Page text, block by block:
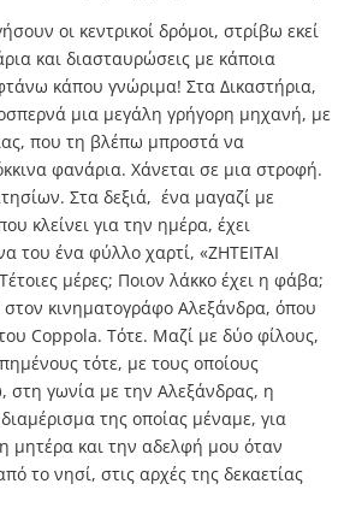
οι κεντρικοί δρόμοι, στρίβω εκεί
και διασταυρώσεις με κάποια
κάπου γνώριμα! Στα Δικαστήρια,
μια μεγάλη γρήγορη μηχανή, με
που τη βλέπω μπροστά να
φανάρια. Χάνεται σε μια στροφή.
Στα δεξιά, ένα μαγαζί με
κλείνει για την ημέρα, έχει
του ένα φύλλο χαρτί, «ΖΗΤΕΙΤΑΙ
μέρες; Ποιον λάκκο έχει η φάβα;
κινηματογράφο Αλεξάνδρα, όπου
Coppola. Τότε. Μαζί με δύο φίλους,
τότε, με τους οποίους
γωνία με την Αλεξάνδρας, η
της οποίας μέναμε, για
μητέρα και την αδελφή μου όταν
το νησί, στις αρχές της δεκαετίας